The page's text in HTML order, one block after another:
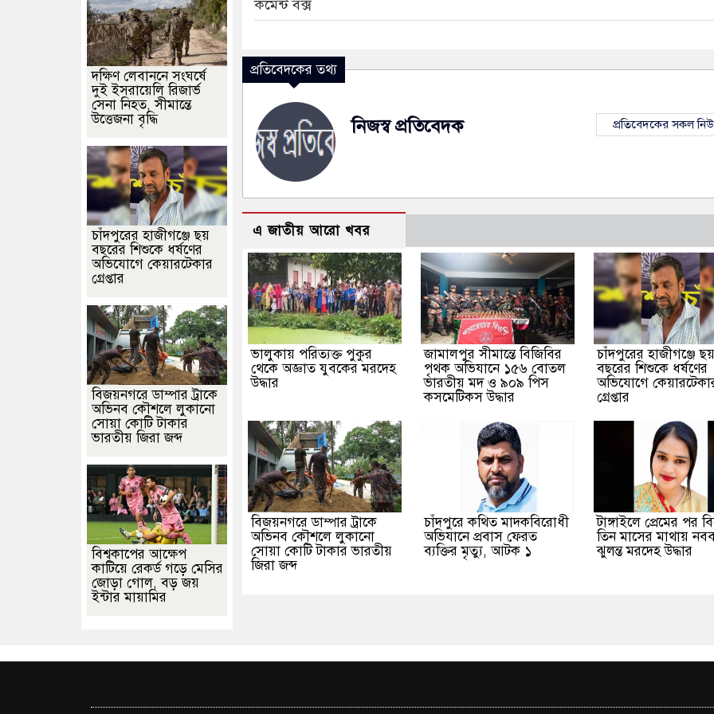
কমেন্ট বক্স
প্রতিবেদকের তথ্য
নিজস্ব প্রতিবেদক প্রতিবেদকের সকল
এ জাতীয় আরো খবর
ভালুকায় পরিত্যক্ত পুকুর
থেকে অজ্ঞাত যুবকের মরদেহ
উদ্ধার
জামালপুর সীমান্তে বিজিবির
পৃথক অভিযানে ১৫৬ বোতল
ভারতীয় মদ ও ৯০৯ পিস
কসমেটিকস উদ্ধার
চাঁদপুরের হাজীগঞ্জে ছয়
বছরের শিশুকে ধর্ষণের
অভিযোগে
গ্রেপ্তার
বিজয়নগরে ডাম্পার ট্রাকে
অভিনব কৌশলে লুকানো
সোয়া কোটি টাকার ভারতীয়
জিরা জব্দ
চাঁদপুরে কথিত মাদকবিরোধী
অভিযানে প্রবাস ফেরত
ব্যক্তির মৃত্যু, আটক ১
টাঙ্গাইলে প্রেমের পর
তিন মাসের মাথায়
ঝুলন্ত মরদেহ উদ্ধার
দক্ষিণ লেবাননে সংঘর্ষে
দুই ইসরায়েলি রিজার্ভ
সেনা নিহত, সীমান্তে
উত্তেজনা বৃদ্ধি
চাঁদপুরের হাজীগঞ্জে ছয়
বছরের শিশুকে ধর্ষণের
অভিযোগে কেয়ারটেকার
গ্রেপ্তার
বিজয়নগরে ডাম্পার ট্রাকে
অভিনব কৌশলে লুকানো
সোয়া কোটি টাকার
ভারতীয় জিরা জব্দ
বিশ্বকাপের আক্ষেপ
কাটিয়ে রেকর্ড গড়ে মেসির
জোড়া গোল, বড় জয়
ইন্টার মায়ামির